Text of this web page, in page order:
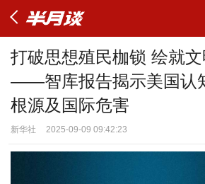
打破思想殖民枷锁 绘就
——智库报告揭示美国认
根源及国际危害
新华社 2025-09-09 09:42:23